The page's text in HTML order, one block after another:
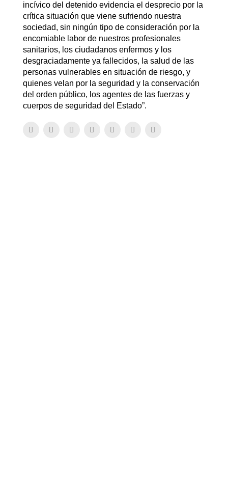
incívico del detenido evidencia el desprecio por la
crítica situación que viene sufriendo nuestra
sociedad, sin ningún tipo de consideración por la
encomiable labor de nuestros profesionales
sanitarios, los ciudadanos enfermos y los
desgraciadamente ya fallecidos, la salud de las
personas vulnerables en situación de riesgo, y
quienes velan por la seguridad y la conservación
del orden público, los agentes de las fuerzas y
cuerpos de seguridad del Estado”.